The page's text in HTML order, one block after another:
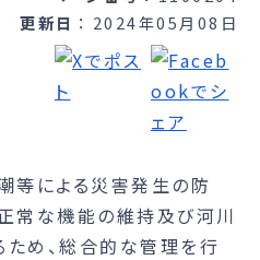
更新日
2024年05月08日
等による災害発生の防
常な機能の維持及び河川
め、総合的な管理を行